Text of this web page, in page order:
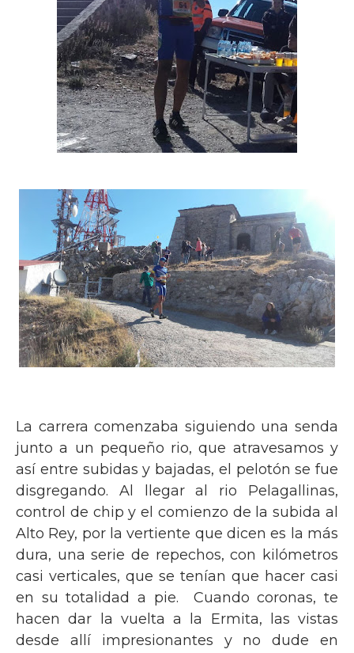
La carrera comenzaba siguiendo una senda
junto a un pequeño rio, que atravesamos y
así entre subidas y bajadas, el pelotón se fue
disgregando. Al llegar al rio Pelagallinas,
control de chip y el comienzo de la subida al
Alto Rey, por la vertiente que dicen es la más
dura, una serie de repechos, con kilómetros
casi verticales, que se tenían que hacer casi
en su totalidad a pie. Cuando coronas, te
hacen dar la vuelta a la Ermita, las vistas
desde allí impresionantes y no dude en